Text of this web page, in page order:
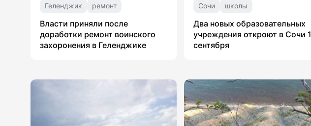
Геленджик ремонт
Власти приняли после
доработки ремонт воинского
захоронения в Геленджике
Сочи школы
Два новых образовательных
учреждения откроют в Сочи 1
сентября